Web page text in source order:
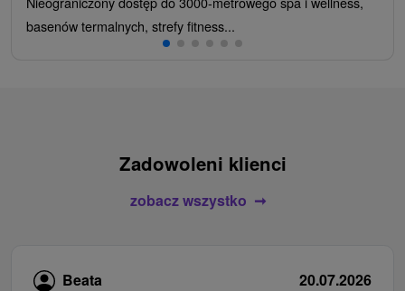
basenów termalnych, strefy fitness...
Zadowoleni klienci
zobacz wszystko
Beata 20.07.2026